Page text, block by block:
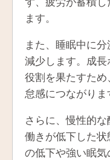
ます。
また、睡眠中に
減少します。成
役割を果たすた
怠感につながりま
さらに、慢性的
働きが低下した
の低下や強い眠気